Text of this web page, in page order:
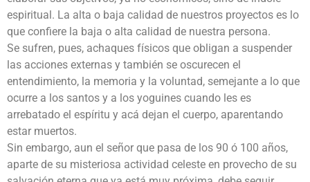
espiritual. La alta o baja calidad de nuestros proyectos es lo
que confiere la baja o alta calidad de nuestra persona.
Se sufren, pues, achaques físicos que obligan a suspender
las acciones externas y también se oscurecen el
entendimiento, la memoria y la voluntad, semejante a lo que
ocurre a los santos y a los yoguines cuando les es
arrebatado el espíritu y acá dejan el cuerpo, aparentando
estar muertos.
Sin embargo, aun el señor que pasa de los 90 ó 100 años,
aparte de su misteriosa actividad celeste en provecho de su